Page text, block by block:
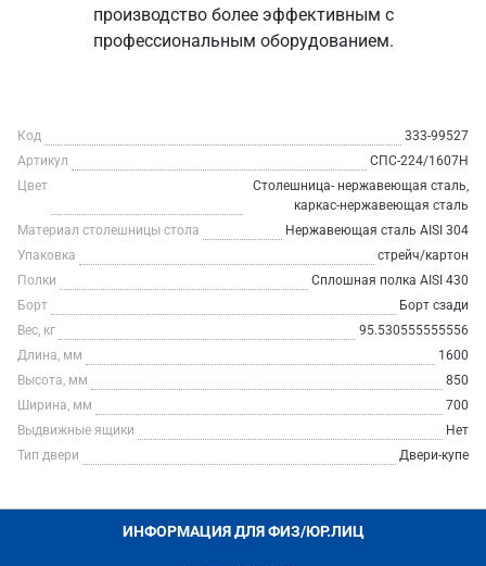
производство более эффективным с
профессиональным оборудованием.
Код
333-99527
Артикул
СПС-224/1607Н
Цвет
Столешница- нержавеющая сталь,
каркас-нержавеющая сталь
Материал столешницы стола
Нержавеющая сталь AISI 304
Упаковка
стрейч/картон
Полки
Сплошная полка AISI 430
Борт
Борт сзади
Вес, кг
95.530555555556
Длина, мм
1600
Высота, мм
850
Ширина, мм
700
Выдвижные ящики
Нет
Тип двери
Двери-купе
ИНФОРМАЦИЯ ДЛЯ ФИЗ/ЮР.ЛИЦ